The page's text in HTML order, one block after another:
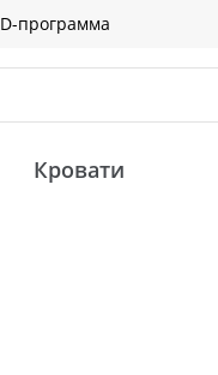
программа
Кровати